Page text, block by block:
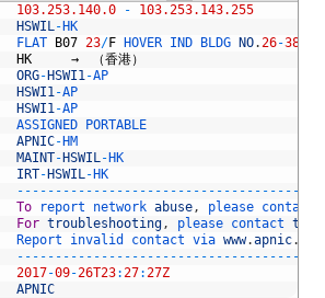
103.253.140.0 -
103.253.143.255
HSWIL-HK
FLAT B07 23/F HOVER IND BLDG NO.26-38
HK →　（香港）
ORG-HSWI1-AP
HSWI1-AP
HSWI1-AP
ASSIGNED PORTABLE
APNIC-HM
MAINT-HSWIL-HK
IRT-HSWIL-HK
-- -- -- -- -- -- -- -- -- -- -- -- -- -- -- -- -- -- --
To report network abuse, please contact
For troubleshooting, please contact tech
Report invalid contact via www.apnic.
-- -- -- -- -- -- -- -- -- -- -- -- -- -- -- -- -- -- --
2017-09-26T23:27:27Z
APNIC